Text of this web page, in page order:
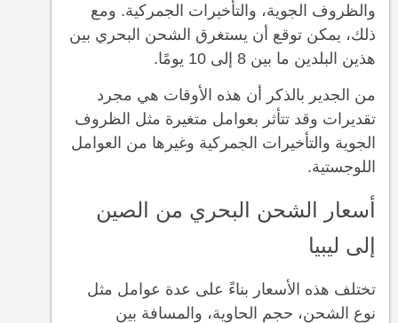
والظروف الجوية، والتأخيرات الجمركية. ومع
ذلك، يمكن توقع أن يستغرق الشحن البحري بين
هذين البلدين ما بين 8 إلى 10 يومًا.
من الجدير بالذكر أن هذه الأوقات هي مجرد
تقديرات وقد تتأثر بعوامل متغيرة مثل الظروف
الجوية والتأخيرات الجمركية وغيرها من العوامل
اللوجستية.
أسعار الشحن البحري من الصين
إلى ليبيا
تختلف هذه الأسعار بناءً على عدة عوامل مثل
نوع الشحن، حجم الحاوية، والمسافة بين